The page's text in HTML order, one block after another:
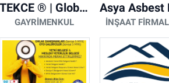
TEKCE ® | Global Gayrimenkul Şirketi
GAYRIMENKUL İNŞAAT